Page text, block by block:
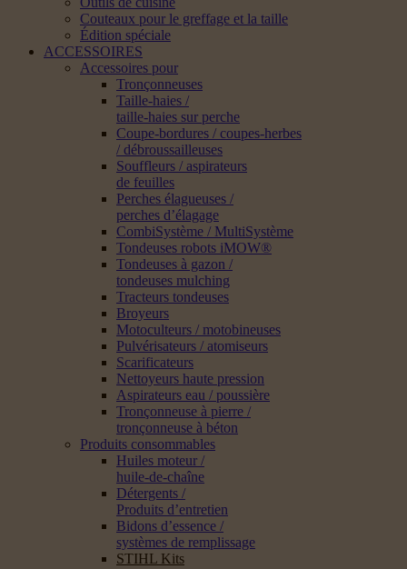
Couteaux pour le greffage et la taille
Édition spéciale
ACCESSOIRES
Accessoires pour
Tronçonneuses
Taille-haies /
taille-haies sur perche
Coupe-bordures / coupes-herbes
/ débroussailleuses
Souffleurs / aspirateurs
de feuilles
Perches élagueuses /
perches d’élagage
CombiSystème / MultiSystème
Tondeuses robots iMOW®
Tondeuses à gazon /
tondeuses mulching
Tracteurs tondeuses
Broyeurs
Motoculteurs / motobineuses
Pulvérisateurs / atomiseurs
Scarificateurs
Nettoyeurs haute pression
Aspirateurs eau / poussière
Tronçonneuse à pierre /
tronçonneuse à béton
Produits consommables
Huiles moteur /
huile-de-chaîne
Détergents /
Produits d’entretien
Bidons d’essence /
systèmes de remplissage
STIHL Kits